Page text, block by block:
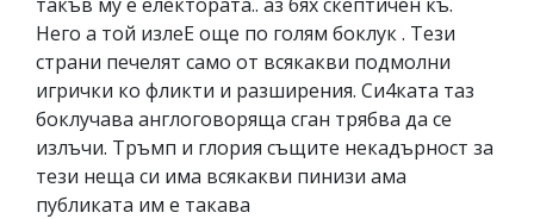
Него а той излеЕ още по голям боклук . Тези
страни печелят само от всякакви подмолни
игрички ко фликти и разширения. Си4ката таз
боклучава англоговоряща сган трябва да се
излъчи. Тръмп и глория същите некадърност за
тези неща си има всякакви пинизи ама
публиката им е такава